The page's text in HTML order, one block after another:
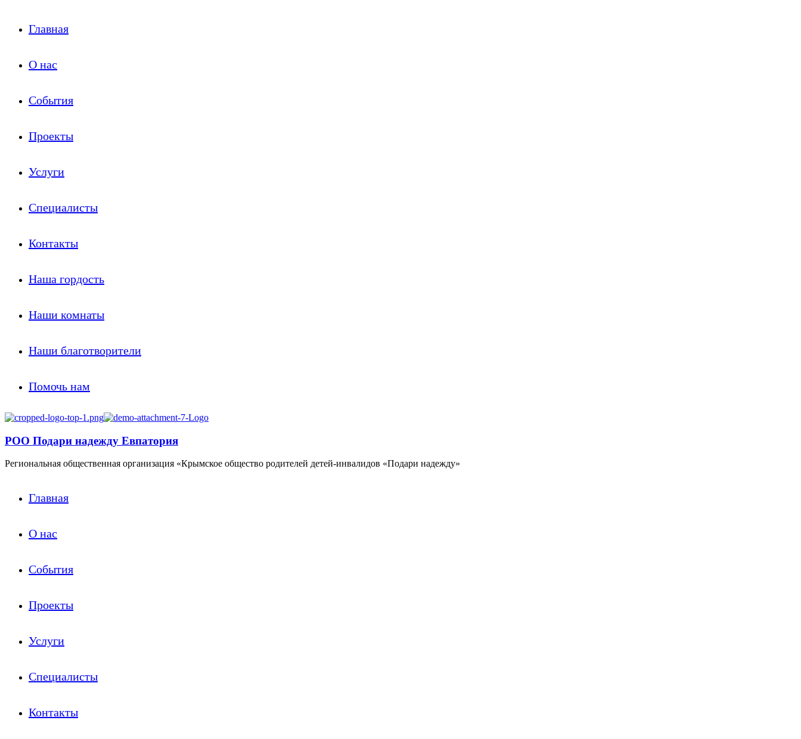
Главная
О нас
События
Проекты
Услуги
Специалисты
Контакты
Наша гордость
Наши комнаты
Наши благотворители
Помочь нам
РОО Подари надежду Евпатория
Региональная общественная организация «Крымское общество родителей детей-инвалидов «Подари надежду»
Главная
О нас
События
Проекты
Услуги
Специалисты
Контакты